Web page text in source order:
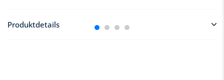
Produktdetails